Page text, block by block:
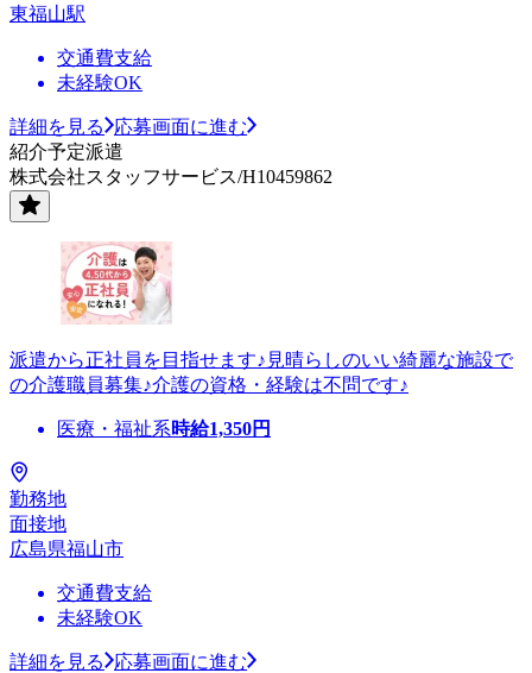
東福山駅
交通費支給
未経験OK
詳細を見る
応募画面に進む
紹介予定派遣
株式会社スタッフサービス/H10459862
派遣から正社員を目指せます♪見晴らしのいい綺麗な施設で
の介護職員募集♪介護の資格・経験は不問です♪
医療・福祉系時給1,350円
勤務地
面接地
広島県福山市
交通費支給
未経験OK
詳細を見る
応募画面に進む